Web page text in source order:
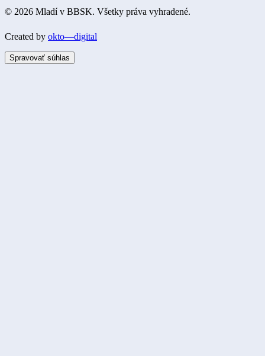
© 2026 Mladí v BBSK. Všetky práva vyhradené.
Created by okto—digital
Spravovať súhlas